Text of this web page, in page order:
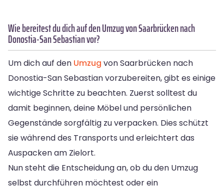
Wie bereitest du dich auf den Umzug von Saarbrücken nach
Donostia-San Sebastian vor?
Um dich auf den Umzug von Saarbrücken nach
Donostia-San Sebastian vorzubereiten, gibt es einige
wichtige Schritte zu beachten. Zuerst solltest du
damit beginnen, deine Möbel und persönlichen
Gegenstände sorgfältig zu verpacken. Dies schützt
sie während des Transports und erleichtert das
Auspacken am Zielort.
Nun steht die Entscheidung an, ob du den Umzug
selbst durchführen möchtest oder ein